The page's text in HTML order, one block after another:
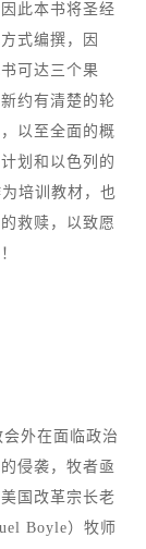
此本书将圣经
式编撰，因
可达三个果
约有清楚的轮
以至全面的概
划和以色列的
培训教材，也
救赎，以致愿
外在面临政治
侵袭，牧者亟
国改革宗长老
Boyle）牧师